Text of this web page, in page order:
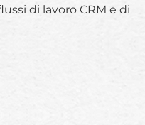
di lavoro CRM e di